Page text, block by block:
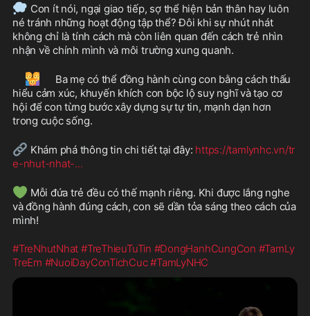
💭 Con ít nói, ngại giao tiếp, sợ thể hiện bản thân hay luôn
né tránh những hoạt động tập thể? Đôi khi sự nhút nhát
không chỉ là tính cách mà còn liên quan đến cách trẻ nhìn
nhận về chính mình và môi trường xung quanh.
👨‍👩‍👧
Ba mẹ có thể đồng hành cùng con bằng cách thấu
hiểu cảm xúc, khuyến khích con bộc lộ suy nghĩ và tạo cơ
hội để con từng bước xây dựng sự tự tin, mạnh dạn hơn
trong cuộc sống.
🔗 Khám phá thông tin chi tiết tại đây: https://tamlynhc.vn/tr
e-nhut-nhat-...
💚 Mỗi đứa trẻ đều có thế mạnh riêng. Khi được lắng nghe
và đồng hành đúng cách, con sẽ dần tỏa sáng theo cách của
mình!
#TreNhutNhat #TreThieuTuTin #DongHanhCungCon #TamLy
TreEm #NuoiDayConTichCuc#TamLyNHC